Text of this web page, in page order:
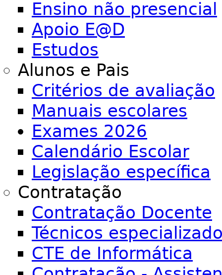
Ensino não presencial
Apoio E@D
Estudos
Alunos e Pais
Critérios de avaliação
Manuais escolares
Exames 2026
Calendário Escolar
Legislação específica
Contratação
Contratação Docente
Técnicos
CTE de Informática